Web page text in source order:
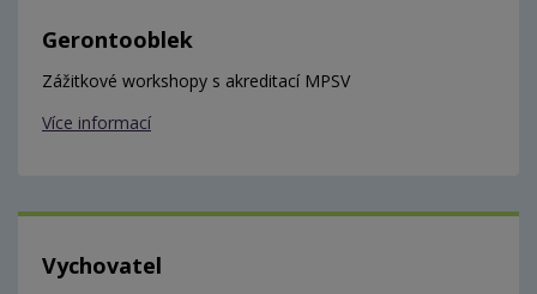
Gerontooblek
Zážitkové workshopy s akreditací MPSV
Více informací
Vychovatel